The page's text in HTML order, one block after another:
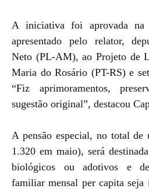
A iniciativa foi aprovada na
apresentado pelo relator,
Neto (PL-AM), ao Projeto de
Maria do Rosário (PT-RS) e
“Fiz aprimoramentos,
sugestão original”, destacou
A pensão especial, no total
1.320 em maio), será
biológicos ou adotivos e
familiar mensal per capita